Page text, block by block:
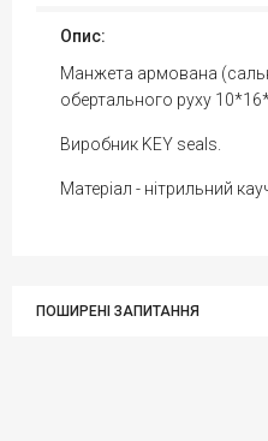
Опис:
Манжета армована
обертального руху
Виробник KEY seals.
Матеріал - нітрильний
ПОШИРЕНІ ЗАПИТАННЯ